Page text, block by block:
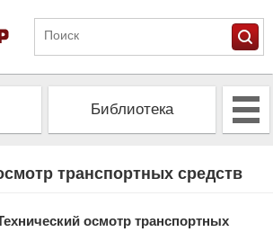
Библиотека
Калькулятор ОСАГО
транспортных средств
осмотр транспортных